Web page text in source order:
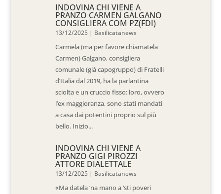
INDOVINA CHI VIENE A
PRANZO CARMEN GALGANO
CONSIGLIERA COM PZ(FDI)
13/12/2025 | Basilicatanews
Carmela (ma per favore chiamatela
Carmen) Galgano, consigliera
comunale (già capogruppo) di Fratelli
d’Italia dal 2019, ha la parlantina
sciolta e un cruccio fisso: loro, ovvero
l’ex maggioranza, sono stati mandati
a casa dai potentini proprio sul più
bello. Inizio...
INDOVINA CHI VIENE A
PRANZO GIGI PIROZZI
ATTORE DIALETTALE
13/12/2025 | Basilicatanews
«Ma datela ‘na mano a ‘sti poveri